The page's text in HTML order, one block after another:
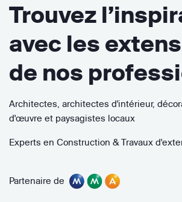
Trouvez
avec les
de nos
Architectes, architectes d'intérieur,
d'œuvre et paysagistes locaux
Experts en Construction & Travaux
Partenaire de